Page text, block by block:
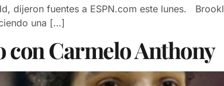
dijeron fuentes a ESPN.com este lunes.
una […]
con Carmelo Anthony